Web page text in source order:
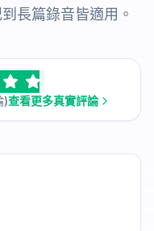
長篇錄音皆適用。
)查看更多真實評論